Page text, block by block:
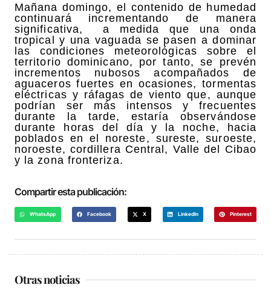
Mañana domingo, el contenido de humedad
continuará incrementando de manera
significativa, a medida que una onda
tropical y una vaguada se pasen a dominar
las condiciones meteorológicas sobre el
territorio dominicano, por tanto, se prevén
incrementos nubosos acompañados de
aguaceros fuertes en ocasiones, tormentas
eléctricas y ráfagas de viento que, aunque
podrían ser más intensos y frecuentes
durante la tarde, estaría observándose
durante horas del día y la noche, hacia
poblados en el noreste, sureste, suroeste,
noroeste, cordillera Central, Valle del Cibao
y la zona fronteriza.
Compartir esta publicación:
WhatsApp Facebook X LinkedIn Pinterest
Otras noticias